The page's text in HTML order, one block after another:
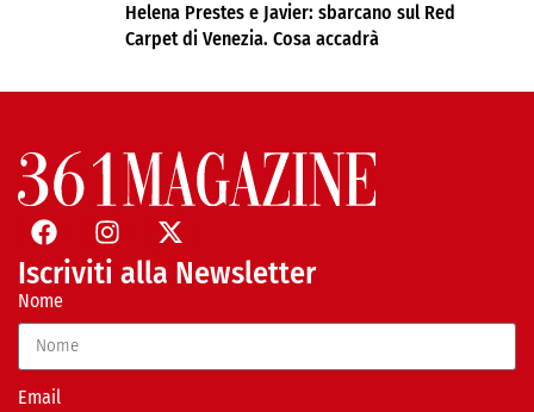
Helena Prestes e Javier: sbarcano sul Red
Carpet di Venezia. Cosa accadrà
Iscriviti alla Newsletter
Nome
Email